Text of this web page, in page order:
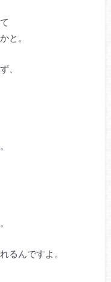
と。
、
るんですよ。